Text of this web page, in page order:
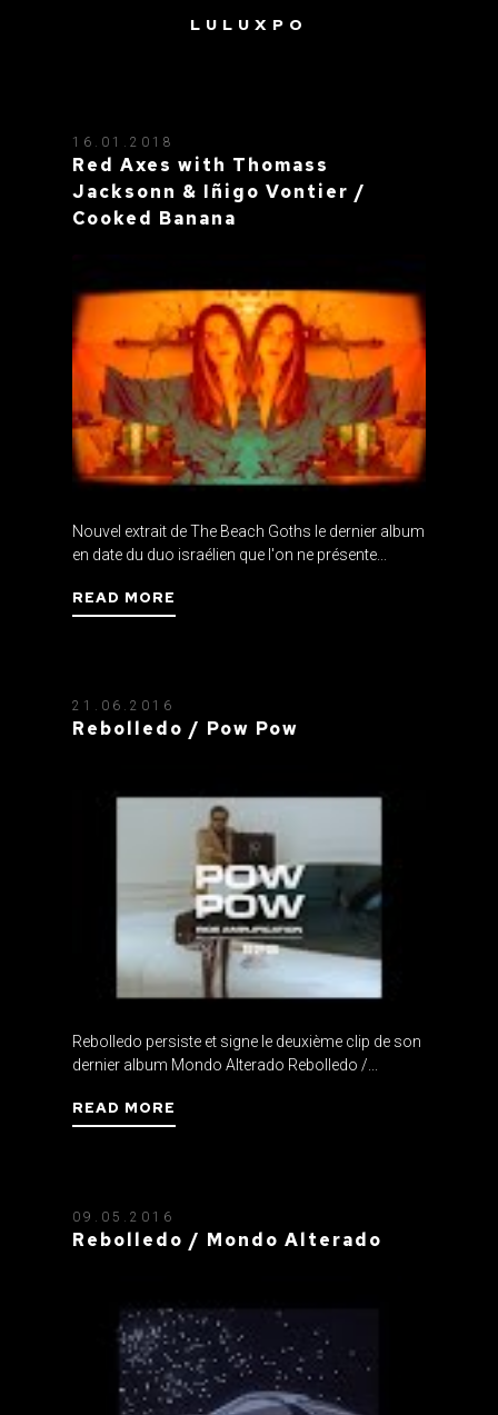
LULUXPO
16.01.2018
Red Axes with Thomass
Jacksonn & Iñigo Vontier /
Cooked Banana
Nouvel extrait de The Beach Goths le dernier album
en date du duo israélien que l'on ne présente...
READ MORE
21.06.2016
Rebolledo / Pow Pow
Rebolledo persiste et signe le deuxième clip de son
dernier album Mondo Alterado Rebolledo /...
READ MORE
09.05.2016
Rebolledo / Mondo Alterado